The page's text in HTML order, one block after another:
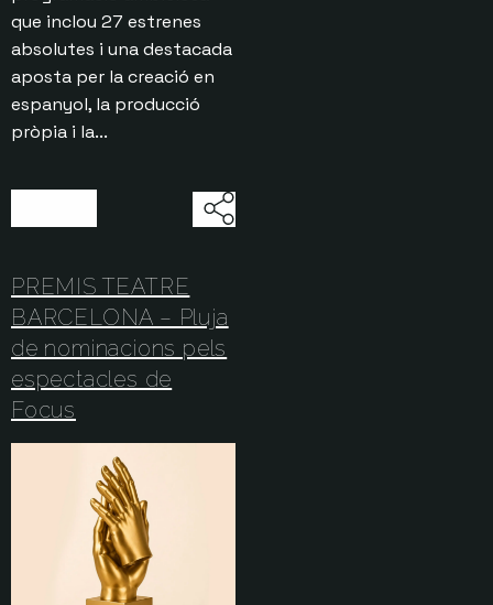
que inclou 27 estrenes
absolutes i una destacada
aposta per la creació en
espanyol, la producció
pròpia i la...
PREMIS TEATRE
BARCELONA – Pluja
de nominacions pels
espectacles de
Focus